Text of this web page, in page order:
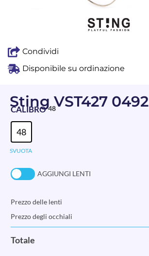
Condividi
Disponibile su ordinazione
Sting VST427 0492
CALIBRO 48
48
SVUOTA
AGGIUNGI LENTI
Prezzo delle lenti
Prezzo degli occhiali
Totale